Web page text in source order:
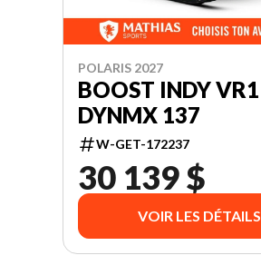
POLARIS 2027
BOOST INDY VR1
DYNMX 137
W-GET-172237
30 139 $
VOIR LES DÉTAILS